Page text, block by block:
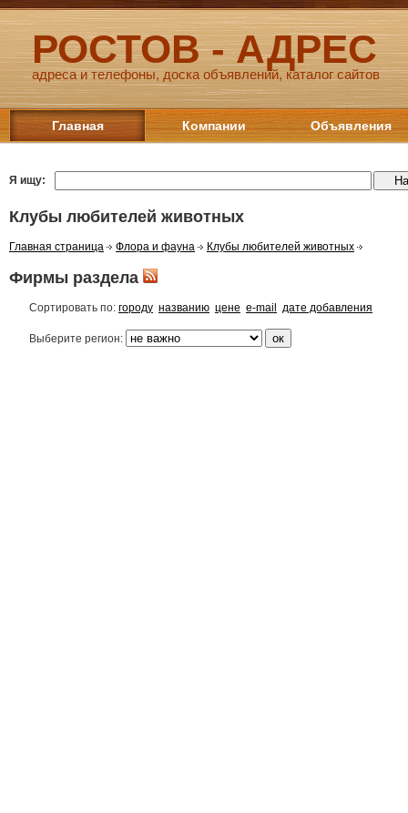
РОСТОВ - АДРЕС
адреса и телефоны, доска объявлений, каталог сайтов
Главная Компании Объявления
Я ищу:
Клубы любителей животных
Главная страница Флора и фауна Клубы любителей животных
Фирмы раздела
Сортировать по: городу названию цене e-mail дате добавления
Выберите регион: